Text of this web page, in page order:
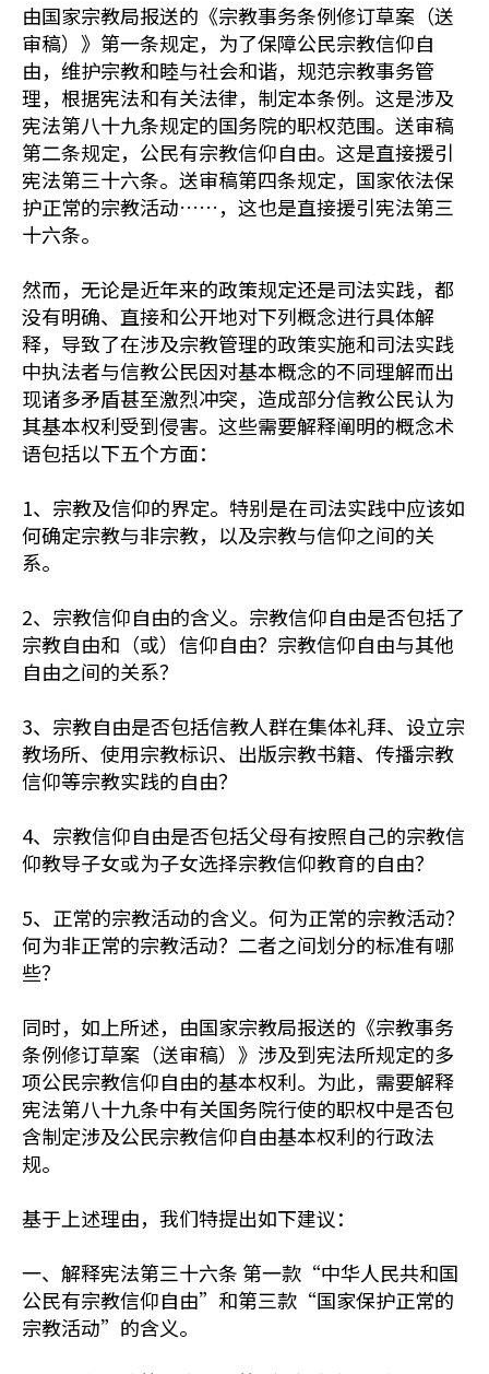
由国家宗教局报送的《宗教事务条例修订草案（送
审稿）》第一条规定，为了保障公民宗教信仰自
由，维护宗教和睦与社会和谐，规范宗教事务管
理，根据宪法和有关法律，制定本条例。这是涉及
宪法第八十九条规定的国务院的职权范围。送审稿
第二条规定，公民有宗教信仰自由。这是直接援引
宪法第三十六条。送审稿第四条规定，国家依法保
护正常的宗教活动……，这也是直接援引宪法第三
十六条。
然而，无论是近年来的政策规定还是司法实践，都
没有明确、直接和公开地对下列概念进行具体解
释，导致了在涉及宗教管理的政策实施和司法实践
中执法者与信教公民因对基本概念的不同理解而出
现诸多矛盾甚至激烈冲突，造成部分信教公民认为
其基本权利受到侵害。这些需要解释阐明的概念术
语包括以下五个方面：
1、宗教及信仰的界定。特别是在司法实践中应该如
何确定宗教与非宗教，以及宗教与信仰之间的关
系。
2、宗教信仰自由的含义。宗教信仰自由是否包括了
宗教自由和（或）信仰自由？宗教信仰自由与其他
自由之间的关系？
3、宗教自由是否包括信教人群在集体礼拜、设立宗
教场所、使用宗教标识、出版宗教书籍、传播宗教
信仰等宗教实践的自由？
4、宗教信仰自由是否包括父母有按照自己的宗教信
仰教导子女或为子女选择宗教信仰教育的自由？
5、正常的宗教活动的含义。何为正常的宗教活动？
何为非正常的宗教活动？二者之间划分的标准有哪
些？
同时，如上所述，由国家宗教局报送的《宗教事务
条例修订草案（送审稿）》涉及到宪法所规定的多
项公民宗教信仰自由的基本权利。为此，需要解释
宪法第八十九条中有关国务院行使的职权中是否包
含制定涉及公民宗教信仰自由基本权利的行政法
规。
基于上述理由，我们特提出如下建议：
一、解释宪法第三十六条 第一款“中华人民共和国
公民有宗教信仰自由”和第三款“国家保护正常的
宗教活动”的含义。